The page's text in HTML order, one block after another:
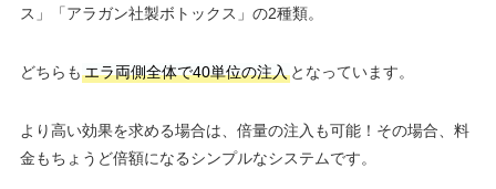
ス」「アラガン社製ボトックス」の2種類。
どちらも エラ両側全体で40単位の注入となっています。
より高い効果を求める場合は、倍量の注入も可能！その場合、料
金もちょうど倍額になるシンプルなシステムです。